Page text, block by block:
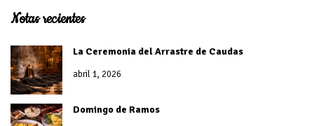
Notas recientes
La Ceremonia del Arrastre de Caudas
abril 1, 2026
Domingo de Ramos